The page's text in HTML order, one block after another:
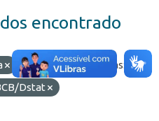
encontrado
HTML
Etiquetas:
Dstat